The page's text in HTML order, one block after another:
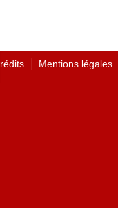
Mentions légales